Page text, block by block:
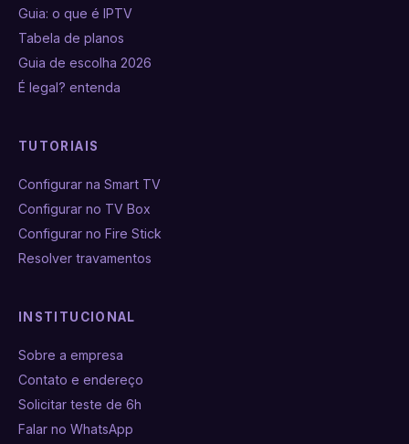
Guia: o que é IPTV
Tabela de planos
Guia de escolha 2026
É legal? entenda
TUTORIAIS
Configurar na Smart TV
Configurar no TV Box
Configurar no Fire Stick
Resolver travamentos
INSTITUCIONAL
Sobre a empresa
Contato e endereço
Solicitar teste de 6h
Falar no WhatsApp